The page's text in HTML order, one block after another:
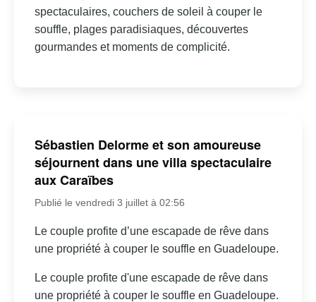
spectaculaires, couchers de soleil à couper le
souffle, plages paradisiaques, découvertes
gourmandes et moments de complicité.
Sébastien Delorme et son amoureuse
séjournent dans une villa spectaculaire
aux Caraïbes
Publié le vendredi 3 juillet à 02:56
Le couple profite d’une escapade de rêve dans
une propriété à couper le souffle en Guadeloupe.
Le couple profite d'une escapade de rêve dans
une propriété à couper le souffle en Guadeloupe.